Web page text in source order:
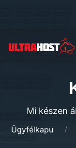
Mi készen
Ügyfélkapu